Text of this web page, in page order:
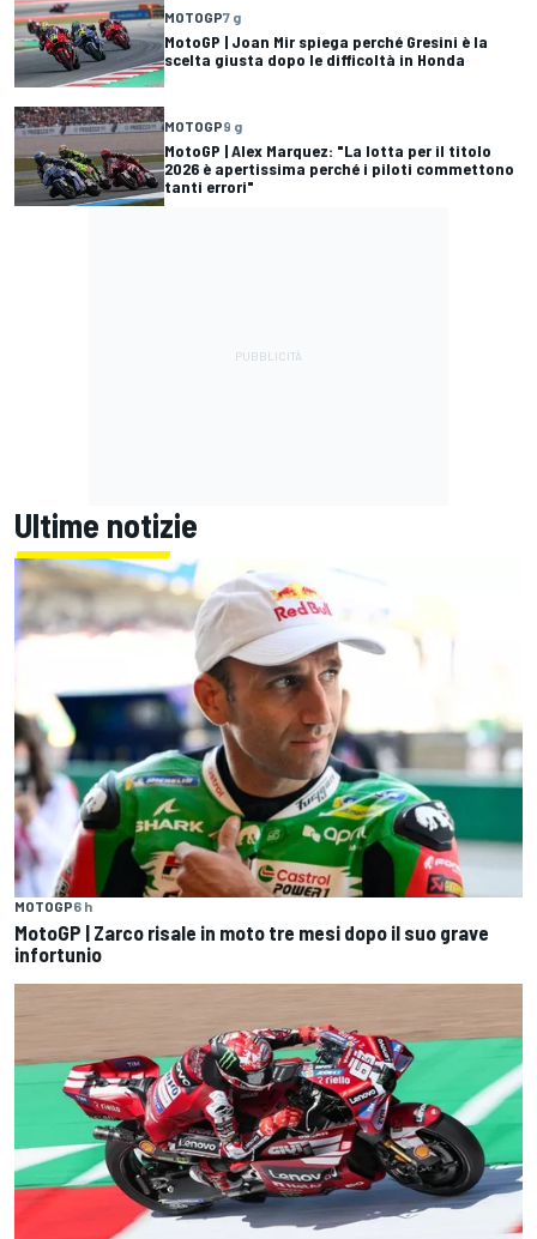
MOTOGP7 g
MotoGP | Joan Mir spiega perché Gresini è la
scelta giusta dopo le difficoltà in Honda
MOTOGP9 g
MotoGP | Alex Marquez: "La lotta per il titolo
2026 è apertissima perché i piloti commettono
tanti errori"
Ultime notizie
MOTOGP6 h
MotoGP | Zarco risale in moto tre mesi dopo il suo grave
infortunio